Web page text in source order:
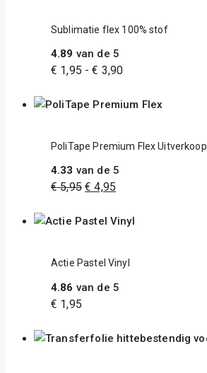
Sublimatie flex 100% stof
4.89 van de 5
€ 1,95 - € 3,90
PoliTape Premium Flex Uitverkoop
4.33 van de 5
€5,95 € 4,95
Actie Pastel Vinyl
4.86 van de 5
€ 1,95